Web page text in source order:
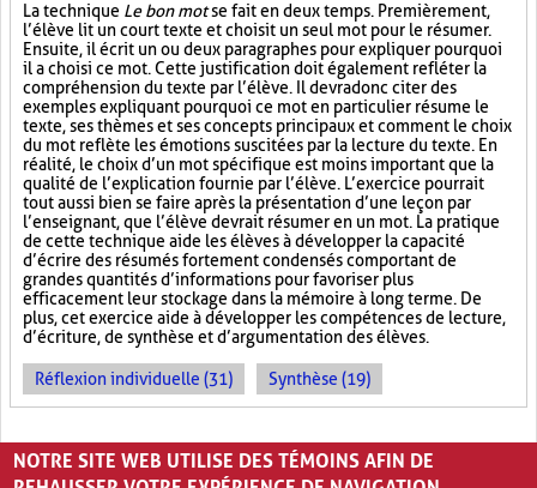
La technique Le bon motse fait en deux temps. Premièrement,
l’élève lit un court texte et choisit un seul mot pour le résumer.
Ensuite, il écrit un ou deux paragraphes pour expliquer pourquoi
il a choisi ce mot. Cette justification doit également refléter la
compréhension du texte par l’élève. Il devra donc citer des
exemples expliquant pourquoi ce mot en particulier résume le
texte, ses thèmes et ses concepts principaux et comment le choix
du mot reflète les émotions suscitées par la lecture du texte. En
réalité, le choix d’un mot spécifique est moins important que la
qualité de l’explication fournie par l’élève. L’exercice pourrait
tout aussi bien se faire après la présentation d’une leçon par
l’enseignant, que l’élève devrait résumer en un mot. La pratique
de cette technique aide les élèves à développer la capacité
d’écrire des résumés fortement condensés comportant de
grandes quantités d’informations pour favoriser plus
efficacement leur stockage dans la mémoire à long terme. De
plus, cet exercice aide à développer les compétences de lecture,
d’écriture, de synthèse et d’argumentation des élèves.
Réflexion individuelle (31) Synthèse (19)
PAGES
1 2 3 › »
NOTRE SITE WEB UTILISE DES TÉMOINS AFIN DE